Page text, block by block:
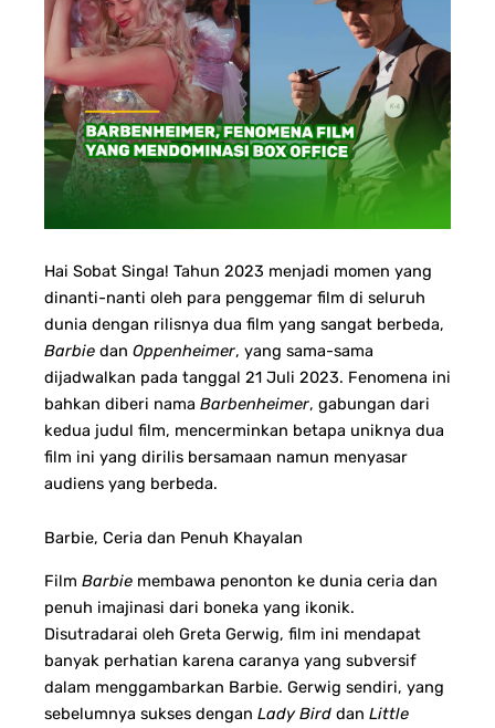
Hai Sobat Singa! Tahun 2023 menjadi momen yang
dinanti-nanti oleh para penggemar film di seluruh
dunia dengan rilisnya dua film yang sangat berbeda,
Barbie dan Oppenheimer, yang sama-sama
dijadwalkan pada tanggal 21 Juli 2023. Fenomena ini
bahkan diberi nama Barbenheimer, gabungan dari
kedua judul film, mencerminkan betapa uniknya dua
film ini yang dirilis bersamaan namun menyasar
audiens yang berbeda.
Barbie, Ceria dan Penuh Khayalan
Film Barbie membawa penonton ke dunia ceria dan
penuh imajinasi dari boneka yang ikonik.
Disutradarai oleh Greta Gerwig, film ini mendapat
banyak perhatian karena caranya yang subversif
dalam menggambarkan Barbie. Gerwig sendiri, yang
sebelumnya sukses dengan Lady Bird dan Little